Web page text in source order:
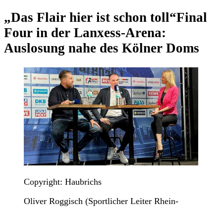
„Das Flair hier ist schon toll“Final
Four in der Lanxess-Arena:
Auslosung nahe des Kölner Doms
Copyright: Haubrichs
Oliver Roggisch (Sportlicher Leiter Rhein-